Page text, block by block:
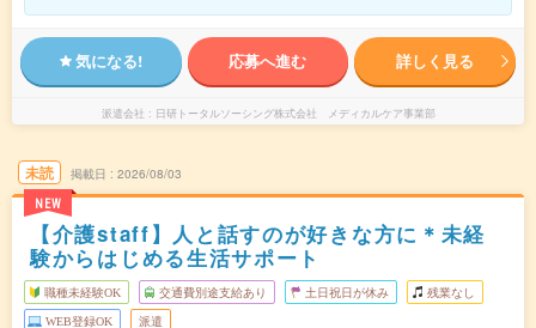
気になる! 応募へ進む 詳しく見る
派遣会社 日研トータルソーシング株式会社 メディカルケア事業部
未読
NEW
掲載日 2026/08/03
【介護staff】人と話すのが好きな方に＊未経
験からはじめる生活サポート
職種未経験OK 交通費別途支給あり 土日祝日が休み 残業なし
WEB登録OK 派遣